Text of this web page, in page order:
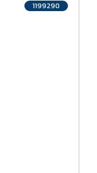
1199290